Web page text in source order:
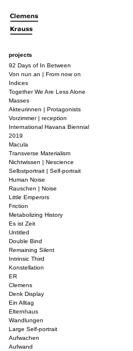
projects
92 Days of In Between
Von nun an | From now on
Indices
Together We Are Less Alone
Masses
Akteurinnen | Protagonists
Vorzimmer | reception
International Havana Biennial
2019
Macula
Transverse Materialism
Nichtwissen | Nescience
Selbstportrait | Self-portrait
Human Noise
Rauschen | Noise
Little Emperors
Friction
Metabolizing History
Es ist Zeit
Untitled
Double Bind
Remaining Silent
Intrinsic Third
Konstellation
ER
Clemens
Denk Display
Ein Alltag
Elternhaus
Wandlungen
Large Self-portrait
Aufwachen
Aufwand